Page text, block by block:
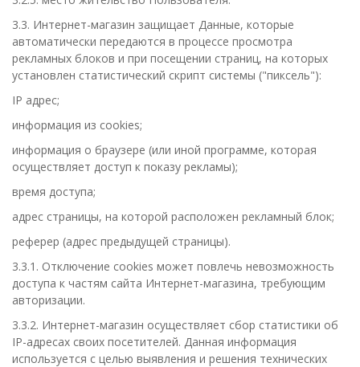
3.3. Интернет-магазин защищает Данные, которые
автоматически передаются в процессе просмотра
рекламных блоков и при посещении страниц, на которых
установлен статистический скрипт системы ("пиксель"):
IP адрес;
информация из cookies;
информация о браузере (или иной программе, которая
осуществляет доступ к показу рекламы);
время доступа;
адрес страницы, на которой расположен рекламный блок;
реферер (адрес предыдущей страницы).
3.3.1. Отключение cookies может повлечь невозможность
доступа к частям сайта Интернет-магазина, требующим
авторизации.
3.3.2. Интернет-магазин осуществляет сбор статистики об
IP-адресах своих посетителей. Данная информация
используется с целью выявления и решения технических